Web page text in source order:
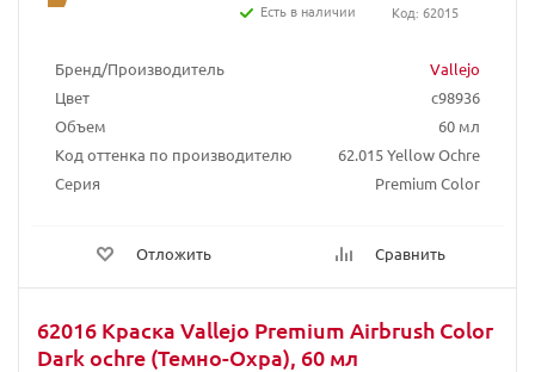
Бренд/Производитель
Vallejo
Цвет
c98936
Объем
60 мл
Код оттенка по производителю
62.015 Yellow Ochre
Серия
Premium Color
Отложить Сравнить
Есть в наличии
Код: 62015
62016 Краска Vallejo Premium Airbrush Color
Dark ochre (Темно-Охра), 60 мл